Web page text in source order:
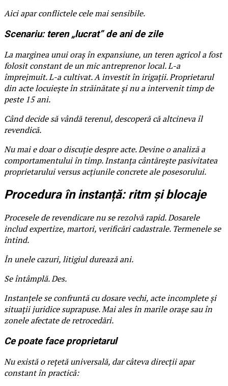
Aici apar conflictele cele mai sensibile.
Scenariu: teren „lucrat” de ani de zile
La marginea unui oraș în expansiune, un teren agricol a fost
folosit constant de un mic antreprenor local. L-a
împrejmuit. L-a cultivat. A investit în irigații. Proprietarul
din acte locuiește în străinătate și nu a intervenit timp de
peste 15 ani.
Când decide să vândă terenul, descoperă că altcineva îl
revendică.
Nu mai e doar o discuție despre acte. Devine o analiză a
comportamentului în timp. Instanța cântărește pasivitatea
proprietarului versus acțiunile concrete ale posesorului.
Procedura în instanță: ritm și blocaje
Procesele de revendicare nu se rezolvă rapid. Dosarele
includ expertize, martori, verificări cadastrale. Termenele se
întind.
În unele cazuri, litigiul durează ani.
Se întâmplă. Des.
Instanțele se confruntă cu dosare vechi, acte incomplete și
situații juridice suprapuse. Mai ales în marile orașe sau în
zonele afectate de retrocedări.
Ce poate face proprietarul
Nu există o rețetă universală, dar câteva direcții apar
constant în practică: